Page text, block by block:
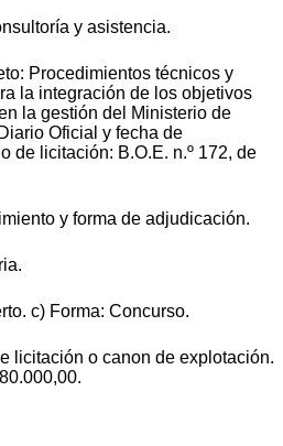
y asistencia.
Procedimientos técnicos y
la integración de los objetivos
la gestión del Ministerio de
Oficial y fecha de
de licitación: B.O.E. n.º 172, de
y forma de adjudicación.
c) Forma: Concurso.
licitación o canon de explotación.